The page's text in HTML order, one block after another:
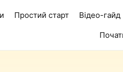
Простий старт Відео-гайд